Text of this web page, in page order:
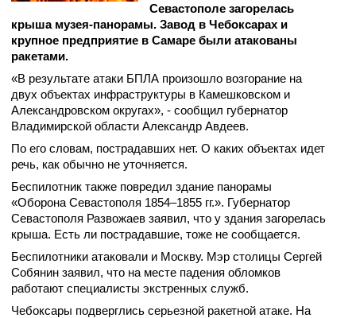
Севастополе загорелась
крыша музея-панорамы. Завод в Чебоксарах и
крупное предприятие в Самаре были атакованы
ракетами.
«В результате атаки БПЛА произошло возгорание на
двух объектах инфраструктуры в Камешковском и
Александровском округах», - сообщил губернатор
Владимирской области Александр Авдеев.
По его словам, пострадавших нет. О каких объектах идет
речь, как обычно не уточняется.
Беспилотник также повредил здание панорамы
«Оборона Севастополя 1854–1855 гг.». Губернатор
Севастополя Развожаев заявил, что у здания загорелась
крыша. Есть ли пострадавшие, тоже не сообщается.
Беспилотники атаковали и Москву. Мэр столицы Сергей
Собянин заявил, что на месте падения обломков
работают специалисты экстренных служб.
Чебоксары подверглись серьезной ракетной атаке. На